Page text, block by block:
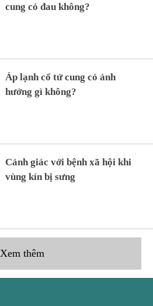
cung có đau không?
Áp lạnh cổ tử cung có ảnh
hưởng gì không?
Cảnh giác với bệnh xã hội khi
vùng kín bị sưng
Xem thêm